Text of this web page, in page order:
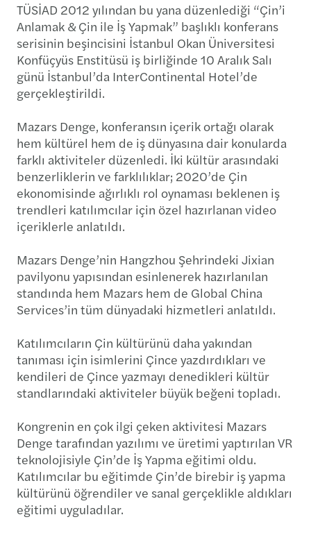
TÜSİAD 2012 yılından bu yana düzenlediği “Çin’i
Anlamak & Çin ile İş Yapmak” başlıklı konferans
serisinin beşincisini İstanbul Okan Üniversitesi
Konfüçyüs Enstitüsü iş birliğinde 10 Aralık Salı
günü İstanbul’da InterContinental Hotel’de
gerçekleştirildi.
Mazars Denge, konferansın içerik ortağı olarak
hem kültürel hem de iş dünyasına dair konularda
farklı aktiviteler düzenledi. İki kültür arasındaki
benzerliklerin ve farklılıklar; 2020’de Çin
ekonomisinde ağırlıklı rol oynaması beklenen iş
trendleri katılımcılar için özel hazırlanan video
içeriklerle anlatıldı.
Mazars Denge’nin Hangzhou Şehrindeki Jixian
pavilyonu yapısından esinlenerek hazırlanılan
standında hem Mazars hem de Global China
Services’in tüm dünyadaki hizmetleri anlatıldı.
Katılımcıların Çin kültürünü daha yakından
tanıması için isimlerini Çince yazdırdıkları ve
kendileri de Çince yazmayı denedikleri kültür
standlarındaki aktiviteler büyük beğeni topladı.
Kongrenin en çok ilgi çeken aktivitesi Mazars
Denge tarafından yazılımı ve üretimi yaptırılan VR
teknolojisiyle Çin’de İş Yapma eğitimi oldu.
Katılımcılar bu eğitimde Çin’de birebir iş yapma
kültürünü öğrendiler ve sanal gerçeklikle aldıkları
eğitimi uyguladılar.